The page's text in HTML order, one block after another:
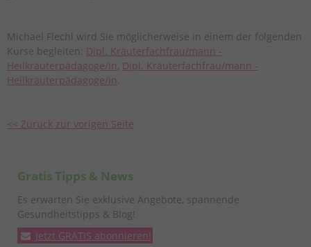
Michael Flechl wird Sie möglicherweise in einem der folgenden
Kurse begleiten: Dipl. Kräuterfachfrau/mann -
Heilkräuterpädagoge/in, Dipl. Kräuterfachfrau/mann -
Heilkräuterpädagoge/in
<< Zurück zur vorigen Seite
Gratis Tipps & News
Es erwarten Sie exklusive Angebote, spannende
Gesundheitstipps & Blog!
Jetzt GRATIS abonnieren!